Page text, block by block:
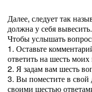
Далее, следует так
должна у себя вывесить.
Чтобы услышать
1. Оставьте
ответить на шесть моих
2. Я задам вам шесть
3. Вы поместите в свой
своими шестью